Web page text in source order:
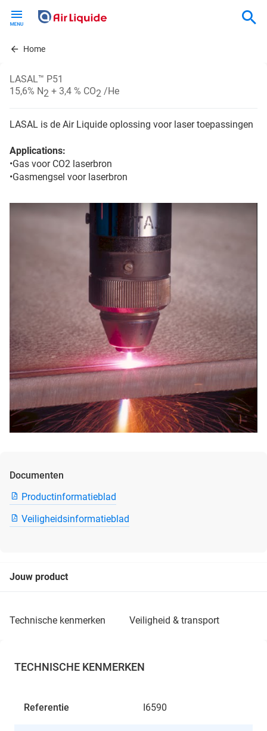
contentHome
LASAL™ P51
15,6% N2 + 3,4 % CO2 /He
LASAL is de Air Liquide oplossing voor laser toepassingen
Applications:
•Gas voor CO2 laserbron
•Gasmengsel voor laserbron
Documenten
Productinformatieblad
Veiligheidsinformatieblad
Jouw product
technische kenmerken veiligheid & transport
TECHNISCHE KENMERKEN
Referentie I6590